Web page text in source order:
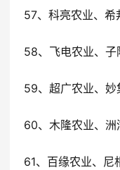
57、科亮农业、希
58、飞电农业、
59、超广农业、
60、木隆农业、
61、百缘农业、尼